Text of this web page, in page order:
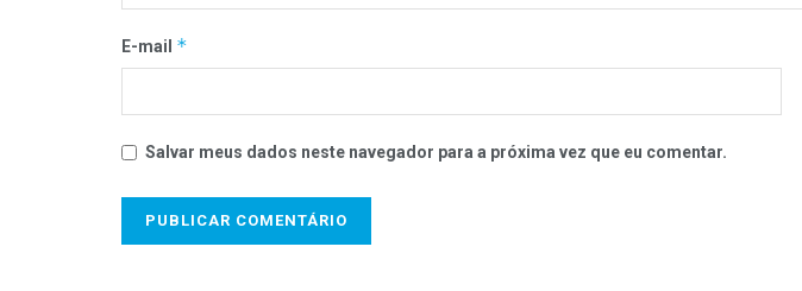
E-mail *
Salvar meus dados neste navegador para a próxima vez que eu comentar.